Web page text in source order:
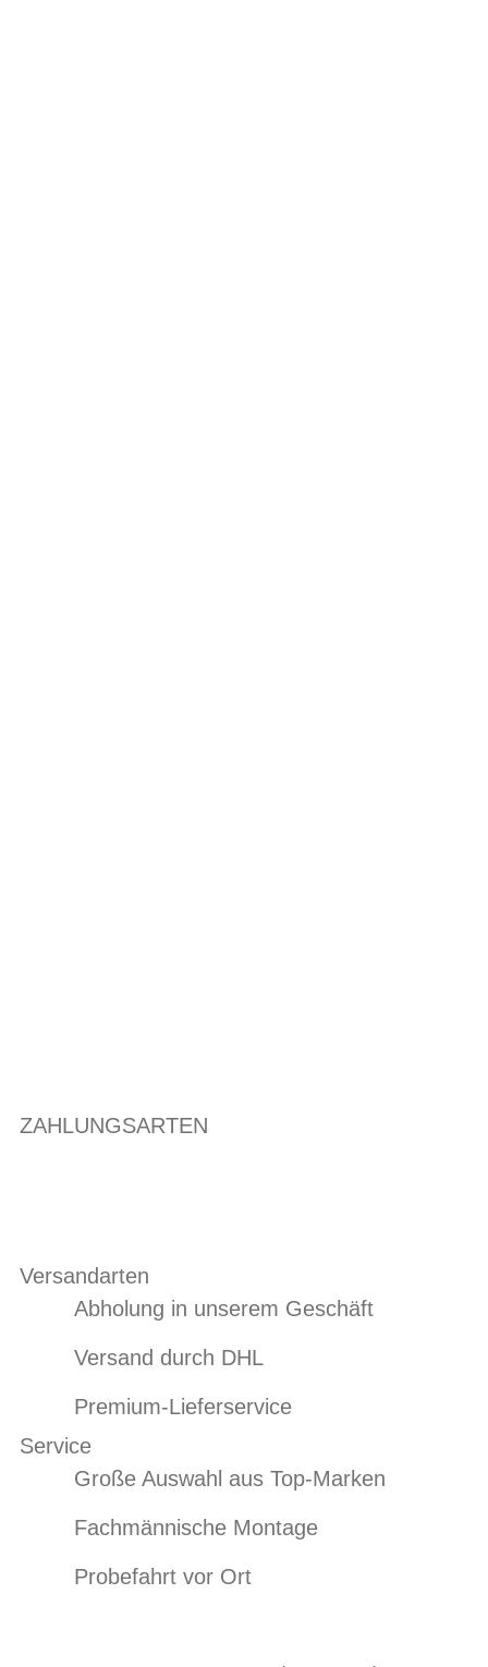
ZAHLUNGSARTEN
Versandarten
Abholung in unserem Geschäft
Versand durch DHL
Premium-Lieferservice
Service
Große Auswahl aus Top-Marken
Fachmännische Montage
Probefahrt vor Ort